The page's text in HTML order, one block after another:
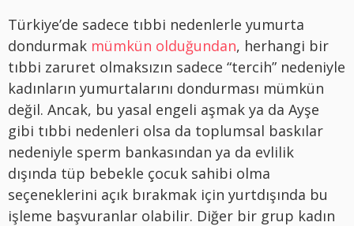
Türkiye’de sadece tıbbi nedenlerle yumurta
dondurmak mümkün olduğundan, herhangi bir
tıbbi zaruret olmaksızın sadece “tercih” nedeniyle
kadınların yumurtalarını dondurması mümkün
değil. Ancak, bu yasal engeli aşmak ya da Ayşe
gibi tıbbi nedenleri olsa da toplumsal baskılar
nedeniyle sperm bankasından ya da evlilik
dışında tüp bebekle çocuk sahibi olma
seçeneklerini açık bırakmak için yurtdışında bu
işleme başvuranlar olabilir. Diğer bir grup kadın